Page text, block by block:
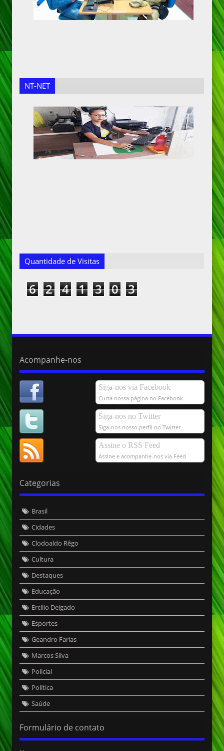
NT-NET
Quantidade de Visitas
6 2 4 1 3 0 3
Acompanhe-nos
Siga-nos via Facebook
Curta nossa página no Facebook
Siga-nos no Twitter
Siga-nos nosso perfil no Twitter
Assine o RSS Feed
Assine e acompanhe-nos via Feed
Categorias
Brasil
Cidades
Clodoaldo Rêgo
Cultura
Destaques
Educação
Ercílio Delgado
Esportes
Geandro Farias
Marcos Silva
Policial
Política
Saúde
Formulário de contato